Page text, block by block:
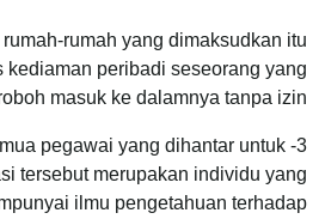
rumah yang dimaksudkan itu
kediaman peribadi seseorang yang
masuk ke dalamnya tanpa izin.
pegawai yang dihantar untuk
tersebut merupakan individu yang
ilmu pengetahuan terhadap